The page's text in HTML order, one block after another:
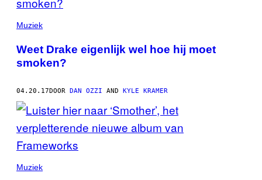
Muziek
Weet Drake eigenlijk wel hoe hij moet
smoken?
04.20.17DOOR DAN OZZI AND KYLE KRAMER
Muziek